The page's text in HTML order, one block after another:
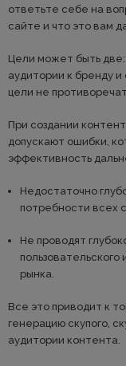
ответьте себе на
сайте и что это вам
Цели может быть
аудитории к бренду
цели не противоречат
При создании
допускают ошибки,
эффективность
Недостаточно
потребности всех
Не проводят
рынка.
Все это приводит к
генерацию скупого,
аудитории контента.